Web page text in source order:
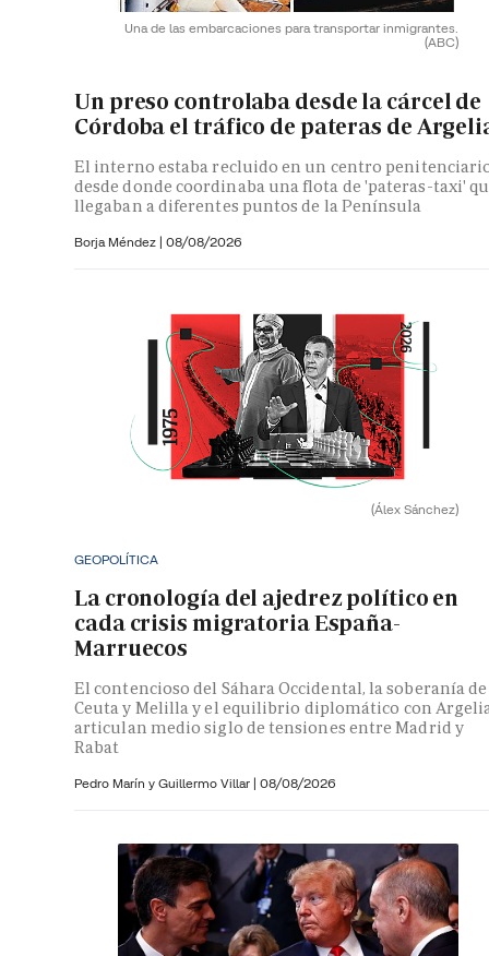
Una de las embarcaciones para transportar inmigrantes.
(ABC)
Un preso controlaba desde la cárcel de
Córdoba el tráfico de pateras de
El interno estaba recluido en un centro
desde donde coordinaba una flota de 'pateras-taxi'
llegaban a diferentes puntos de la Península
Borja Méndez | 08/08/2026
(Álex Sánchez)
GEOPOLÍTICA
La cronología del ajedrez político en
cada crisis migratoria España-
Marruecos
El contencioso del Sáhara Occidental, la soberanía de
Ceuta y Melilla y el equilibrio diplomático con
articulan medio siglo de tensiones entre Madrid y
Rabat
Pedro Marín y Guillermo Villar | 08/08/2026